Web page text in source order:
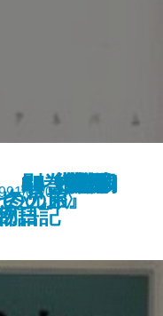
別巻 ユ
15 能・
22 歌舞
6 蜻蛉日
日記
19 近松
24 江戸
16 お伽
ット〉
3 竹取物
語
08/09
20 上田
兄弟』
4 古今和
17 井原
23 滝沢
21 与謝
の旅
1 古事